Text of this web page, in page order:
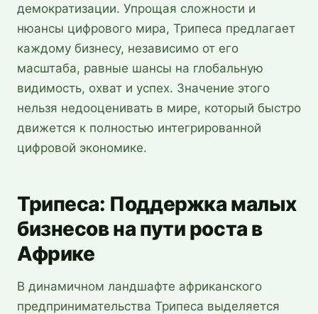
демократизации. Упрощая сложности и
нюансы цифрового мира, Трипеса предлагает
каждому бизнесу, независимо от его
масштаба, равные шансы на глобальную
видимость, охват и успех. Значение этого
нельзя недооценивать в мире, который быстро
движется к полностью интегрированной
цифровой экономике.
Трипеса: Поддержка малых
бизнесов на пути роста в
Африке
В динамичном ландшафте африканского
предпринимательства Трипеса выделяется